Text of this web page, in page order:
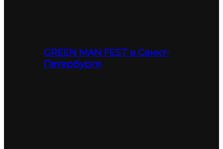
GREEN MAN FEST в Санкт-
Петербурге